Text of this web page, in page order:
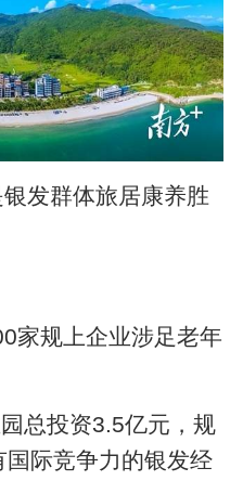
发群体旅居康养胜
家规上企业涉足老年
总投资3.5亿元，规
际竞争力的银发经